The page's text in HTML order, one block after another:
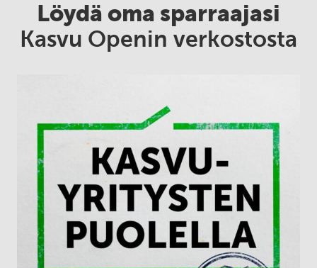
Löydä oma sparraajasi
Kasvu Openin verkostosta